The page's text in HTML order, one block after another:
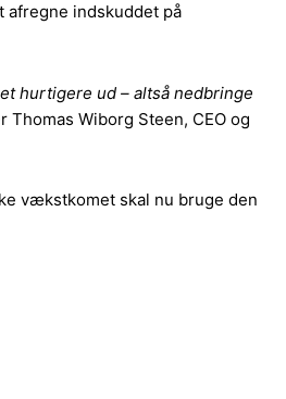
afregne indskuddet på
hurtigere ud – altså nedbringe
Wiborg Steen, CEO og
vækstkomet skal nu bruge den